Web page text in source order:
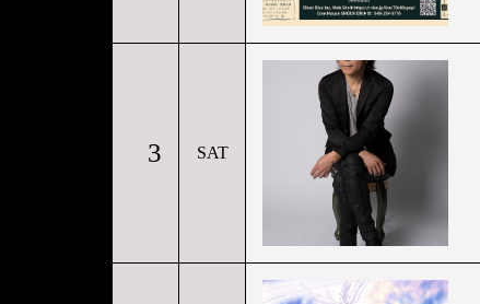
3 SAT